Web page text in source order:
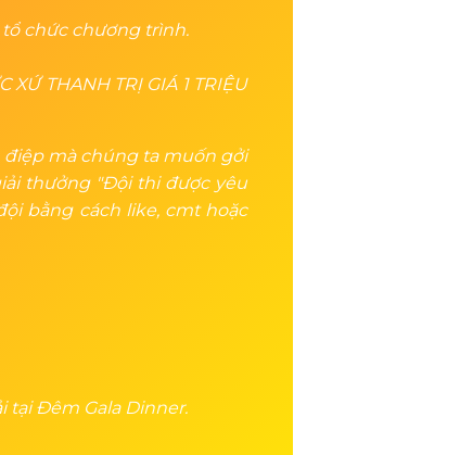
tổ chức chương trình.
XỨ THANH TRỊ GIÁ 1 TRIỆU
mà chúng ta muốn gởi
thưởng "Đội thi được yêu
bằng cách like, cmt hoặc
tại Đêm Gala Dinner.